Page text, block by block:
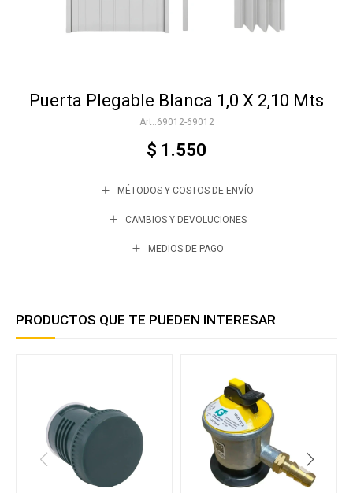
Puerta Plegable Blanca 1,0 X 2,10 Mts
69012-69012
$ 1.550
MÉTODOS Y COSTOS DE ENVÍO
CAMBIOS Y DEVOLUCIONES
MEDIOS DE PAGO
PRODUCTOS QUE TE PUEDEN INTERESAR
Varios